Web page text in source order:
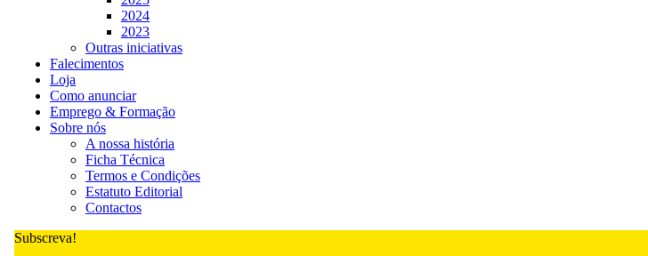
2024
2023
Outras iniciativas
Falecimentos
Loja
Como anunciar
Emprego & Formação
Sobre nós
A nossa história
Ficha Técnica
Termos e Condições
Estatuto Editorial
Contactos
Subscreva!